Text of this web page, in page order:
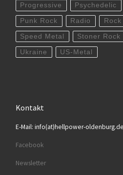
Progressive Psychedelic
Punk Rock Radio Rock
Speed Metal Stoner Rock
Ukraine US-Metal
Kontakt
E-Mail: info(at)hellpower-oldenburg.de
Facebook
Newsletter